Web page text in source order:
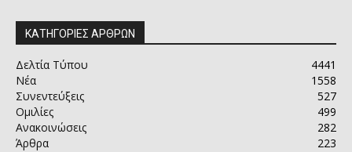
ΚΑΤΗΓΟΡΙΕΣ ΑΡΘΡΩΝ
Δελτία Τύπου
4441
Νέα
1558
Συνεντεύξεις
527
Ομιλίες
499
Ανακοινώσεις
282
Άρθρα
223